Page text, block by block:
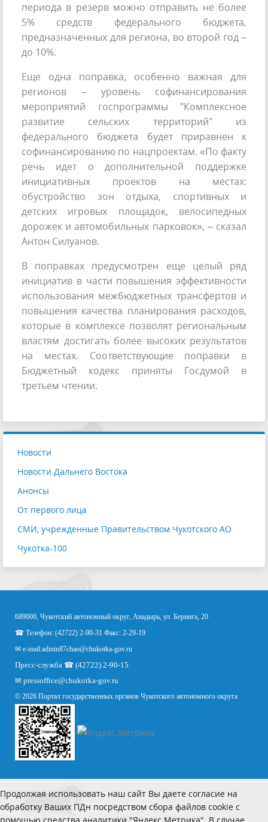
периода в резерв можно отправить не более
5% средств федерального бюджета,
предназначенных для региона, во второй год –
до 10%.
Еще одна поправка, особенно важная для
регионов – уровень софинансирования
мероприятий госпрограммы "Комплексное
развитие сельских территорий" из
федерального бюджета будет приравнен к
софинансированию по нацпроектам. «По факту
речь идет о дополнительной поддержке
инициативных проектов на местах:
обустройство зон отдыха, спортивных и
детских игровых площадок, велосипедных
дорожек и автомобильных парковок», – сказал
Антон Силуанов.
В поправках предусмотрен еще целый ряд
инициатив в части повышения эффективности
использования межбюджетных трансфертов и
повышения качества планирования расходов,
которые в комплексе позволят региональным
властям достигать более высоких результатов
на местах. Соответствующие поправки в
Бюджетный кодекс приняты Госдумой в
третьем чтении.
Новости
Новости Дальнего Востока
Анонсы
От первого лица
СМИ, учрежденные Правительством Чукотского АО
Чукотка-100
689000, Чукотский автономный округ, Анадырь, ул. Беринга, 20
☎ Телефон: (42722) 2-90-31 Факс: 2-29-19
✉ e-mail:admin87chao@chukotka-gov.ru
Пресс-служба ☎ (42722) 2-90-15
✉ pressoffice@chukotka-gov.ru
© 2026 Портал государственных органов Чукотского автономного округа
Продолжая использовать наш сайт Вы даете согласие на
обработку Ваших ПДн посредством сбора файлов cookie с
помощью средства аналитики "Яндекс.Метрика". В случае